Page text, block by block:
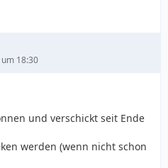
18:30
und verschickt seit Ende
werden (wenn nicht schon